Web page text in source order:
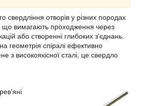
отворів у різних породах
вимагають проходження через
або створенні глибоких з'єднань.
геометрія спіралі ефективно
з високоякісної сталі, це свердло